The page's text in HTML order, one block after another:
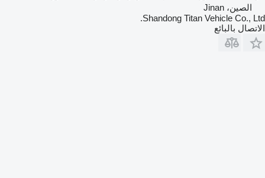
الصين، Jinan
Shandong Titan Vehicle Co., Ltd.
الاتصال بالبائع